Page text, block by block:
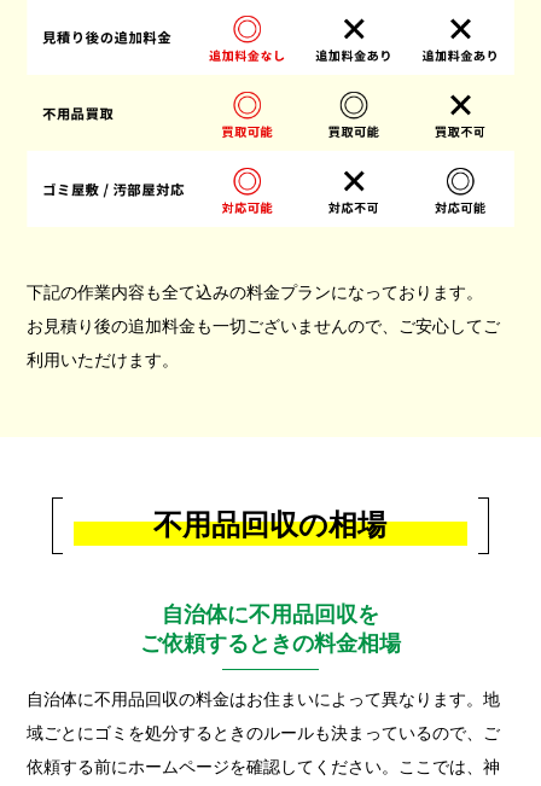
下記の作業内容も全て込みの料金プランになっております。
お見積り後の追加料金も一切ございませんので、ご安心してご
利用いただけます。
不用品回収の相場
自治体に不用品回収を
ご依頼するときの料金相場
自治体に不用品回収の料金はお住まいによって異なります。地
域ごとにゴミを処分するときのルールも決まっているので、ご
依頼する前にホームページを確認してください。ここでは、神